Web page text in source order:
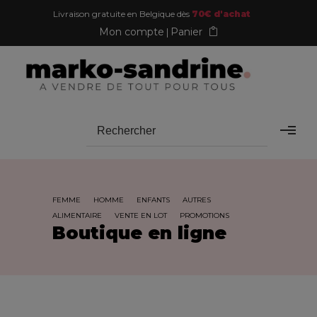
Livraison gratuite en Belgique dès 70€ d'achat
Mon compte Panier
FEMME HOMME ENFANTS
AUTRES
ALIMENTAIRE
VENTE EN LOT PROMOTIONS
Boutique en ligne